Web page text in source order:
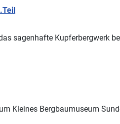
sagenhafte Kupferbergwerk
Kleines Bergbaumuseum